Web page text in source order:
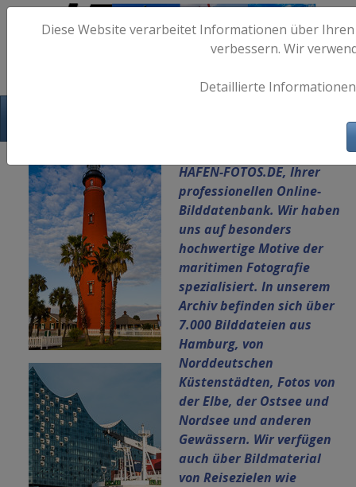
HAFEN-FOTOS.DE, Ihrer
professionellen Online-
Bilddatenbank. Wir haben
uns auf besonders
hochwertige Motive der
maritimen Fotografie
spezialisiert. In unserem
Archiv befinden sich über
7.000 Bilddateien aus
Hamburg, von
Norddeutschen
Küstenstädten, Fotos von
der Elbe, der Ostsee und
Nordsee und anderen
Gewässern. Wir verfügen
auch über Bildmaterial
von Reisezielen wie
Diese Website verarbeitet Informationen über
verbessern. Wir
Detaillierte